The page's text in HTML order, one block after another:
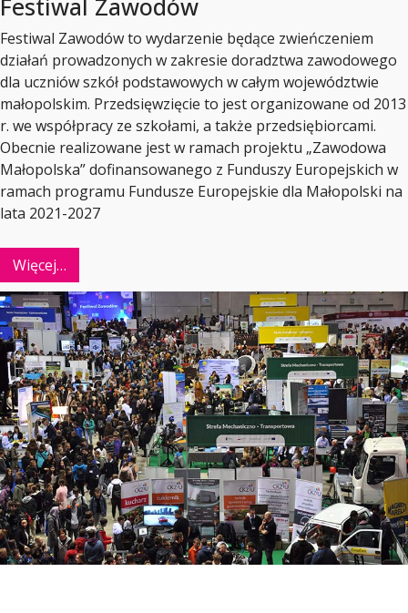
Festiwal Zawodów
Festiwal Zawodów to wydarzenie będące zwieńczeniem
działań prowadzonych w zakresie doradztwa zawodowego
dla uczniów szkół podstawowych w całym województwie
małopolskim. Przedsięwzięcie to jest organizowane od 2013
r. we współpracy ze szkołami, a także przedsiębiorcami.
Obecnie realizowane jest w ramach projektu „Zawodowa
Małopolska” dofinansowanego z Funduszy Europejskich w
ramach programu Fundusze Europejskie dla Małopolski na
lata 2021-2027
Więcej…